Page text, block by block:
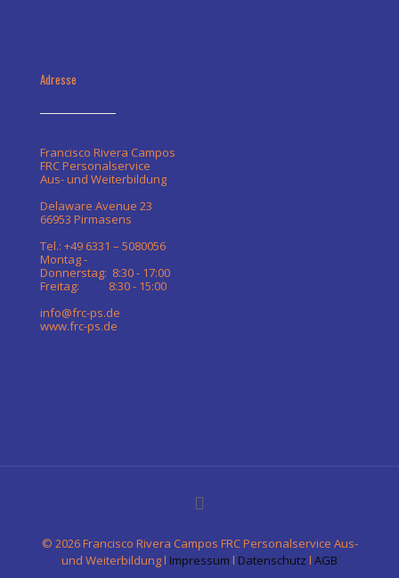
Adresse
Francisco Rivera Campos
FRC Personalservice
Aus- und Weiterbildung
Delaware Avenue 23
66953 Pirmasens
Tel.: +49 6331 – 5080056
Montag -
Donnerstag: 8:30 - 17:00
Freitag: 8:30 - 15:00
info@frc-ps.de
www.frc-ps.de
© 2026 Francisco Rivera Campos FRC Personalservice Aus-
und Weiterbildung l Impressum l Datenschutz l AGB